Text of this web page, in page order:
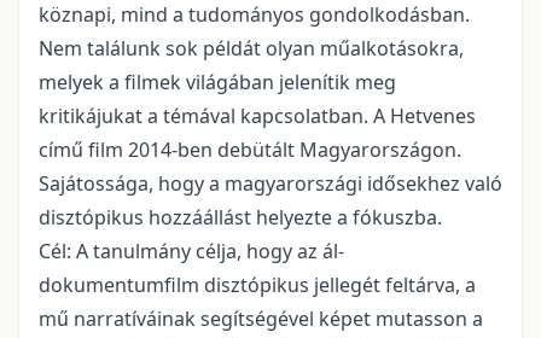
köznapi, mind a tudományos gondolkodásban.
Nem találunk sok példát olyan műalkotásokra,
melyek a filmek világában jelenítik meg
kritikájukat a témával kapcsolatban. A Hetvenes
című film 2014-ben debütált Magyarországon.
Sajátossága, hogy a magyarországi idősekhez való
disztópikus hozzáállást helyezte a fókuszba.
Cél: A tanulmány célja, hogy az ál-
dokumentumfilm disztópikus jellegét feltárva, a
mű narratíváinak segítségével képet mutasson a